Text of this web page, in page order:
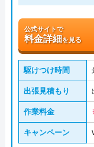
公式サイトで
料金詳細を見る
駆けつけ時間
出張見積もり
作業料金
キャンペーン